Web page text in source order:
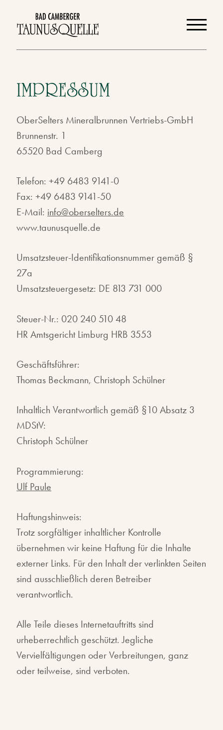
IMPRESSUM
OberSelters Mineralbrunnen Vertriebs-GmbH
Brunnenstr. 1
65520 Bad Camberg
Telefon: +49 6483 9141-0
Fax: +49 6483 9141-50
E-Mail: info@oberselters.de
www.taunusquelle.de
Umsatzsteuer-Identifikationsnummer gemäß §
27a
Umsatzsteuergesetz: DE 813 731 000
Steuer-Nr.: 020 240 510 48
HR Amtsgericht Limburg HRB 3553
Geschäftsführer:
Thomas Beckmann, Christoph Schülner
Inhaltlich Verantwortlich gemäß §10 Absatz 3
MDStV:
Christoph Schülner
Programmierung:
Ulf Paule
Haftungshinweis:
Trotz sorgfältiger inhaltlicher Kontrolle
übernehmen wir keine Haftung für die Inhalte
externer Links. Für den Inhalt der verlinkten Seiten
sind ausschließlich deren Betreiber
verantwortlich.
Alle Teile dieses Internetauftritts sind
urheberrechtlich geschützt. Jegliche
Vervielfältigungen oder Verbreitungen, ganz
oder teilweise, sind verboten.